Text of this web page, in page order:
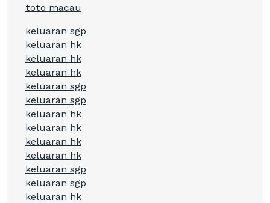
toto macau
keluaran sgp
keluaran hk
keluaran hk
keluaran hk
keluaran sgp
keluaran sgp
keluaran hk
keluaran hk
keluaran hk
keluaran hk
keluaran sgp
keluaran sgp
keluaran hk